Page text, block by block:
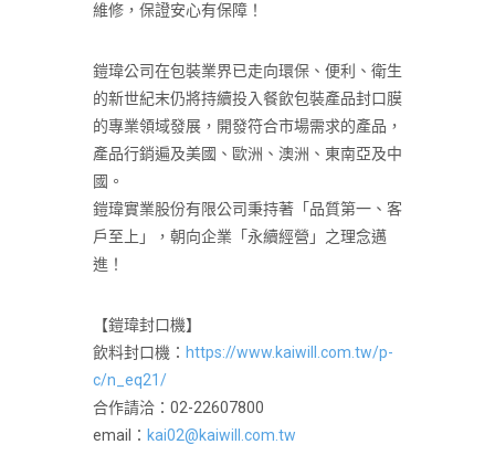
維修，保證安心有保障！
鎧瑋公司在包裝業界已走向環保、便利、衛生
的新世紀末仍將持續投入餐飲包裝產品封口膜
的專業領域發展，開發符合市場需求的產品，
產品行銷遍及美國、歐洲、澳洲、東南亞及中
國。
鎧瑋實業股份有限公司秉持著「品質第一、客
戶至上」，朝向企業「永續經營」之理念邁
進！
【鎧瑋封口機】
飲料封口機： https://www.kaiwill.com.tw/p-
c/n_eq21/
合作請洽：02-22607800
email： kai02@kaiwill.com.tw